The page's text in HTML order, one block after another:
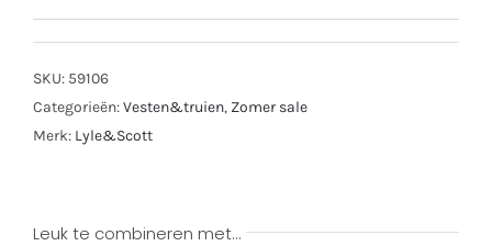
SKU: 59106
Categorieën:Vesten&truien, Zomer sale
Merk: Lyle&Scott
Leuk te combineren met…